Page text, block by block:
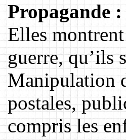
Propagande :
Elles
guerre, qu’ils
Manipulation
postales,
compris les